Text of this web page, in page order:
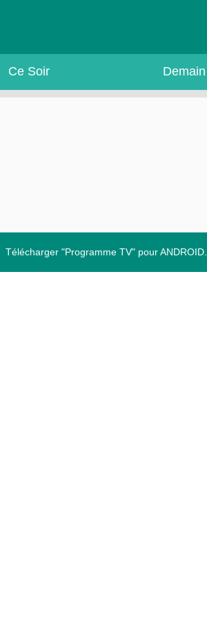
Ce Soir Demain
Télécharger "Programme TV" pour ANDROID.